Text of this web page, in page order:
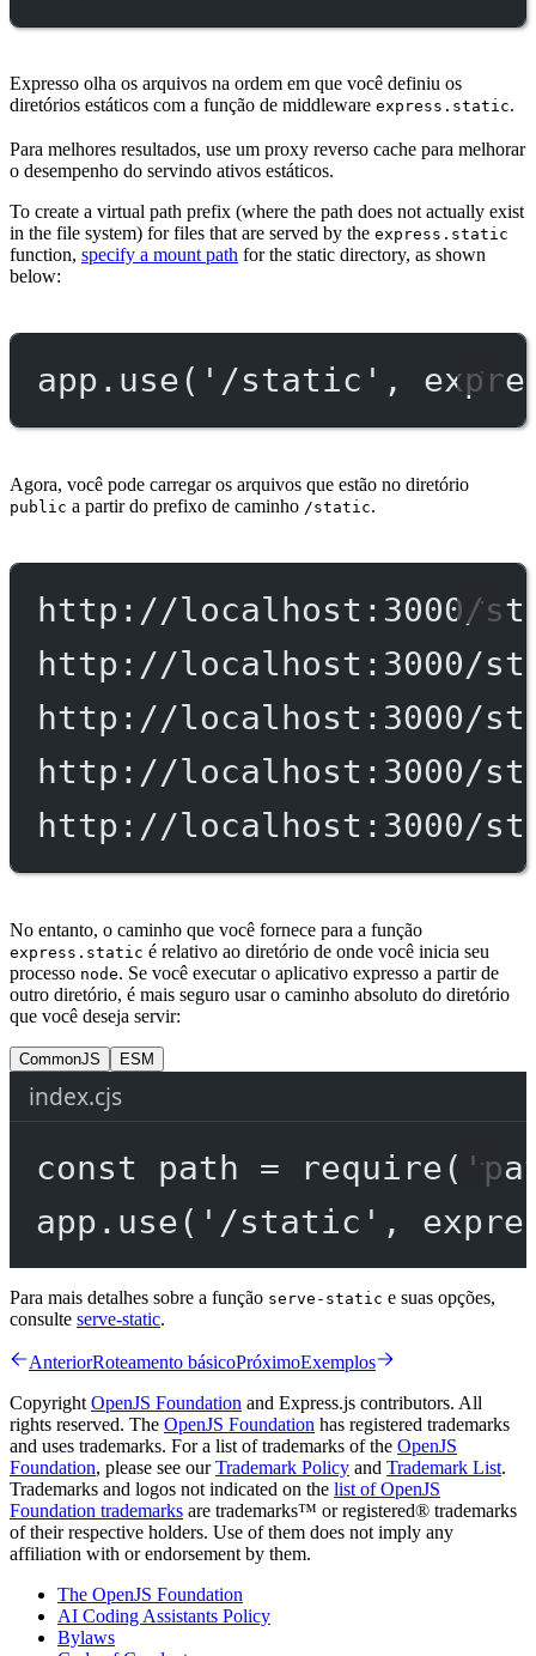
Expresso olha os arquivos na ordem em que você definiu os
diretórios estáticos com a função de middleware express.static.
Para melhores resultados, use um proxy reverso cache para melhorar
o desempenho do servindo ativos estáticos.
To create a virtual path prefix (where the path does not actually exist
in the file system) for files that are served by the express.static
function, specify a mount path for the static directory, as shown
below:
app. use( '/static' ,
Agora, você pode carregar os arquivos que estão no diretório
public a partir do prefixo de caminho /static.
http://localhost:3000/
http://localhost:3000/
http://localhost:3000/
http://localhost:3000/
http://localhost:3000/
No entanto, o caminho que você fornece para a função
express.static é relativo ao diretório de onde você inicia seu
processo node. Se você executar o aplicativo expresso a partir de
outro diretório, é mais seguro usar o caminho absoluto do diretório
que você deseja servir:
CommonJS ESM
index.cjs
const path = require(
app. use( '/static' ,
Para mais detalhes sobre a função serve-static e suas opções,
consulte serve-static.
AnteriorRoteamento básicoPróximoExemplos
Copyright OpenJS Foundation and Express.js contributors. All
rights reserved. The OpenJS Foundation has registered trademarks
and uses trademarks. For a list of trademarks of the OpenJS
Foundation, please see ourTrademark Policy and Trademark List.
Trademarks and logos not indicated on the list of OpenJS
Foundation trademarks are trademarks™ or registered® trademarks
of their respective holders. Use of them does not imply any
affiliation with or endorsement by them.
The OpenJS Foundation
AI Coding Assistants Policy
Bylaws